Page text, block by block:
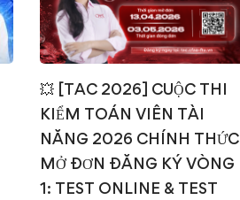
💥 [TAC 2026] CUỘC THI
KIỂM TOÁN VIÊN TÀI
NĂNG 2026 CHÍNH THỨC
MỞ ĐƠN ĐĂNG KÝ VÒNG
1: TEST ONLINE & TEST